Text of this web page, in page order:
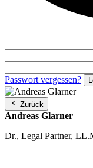
Passwort vergessen?
Zurück
Andreas Glarner
Dr., Legal Partner,